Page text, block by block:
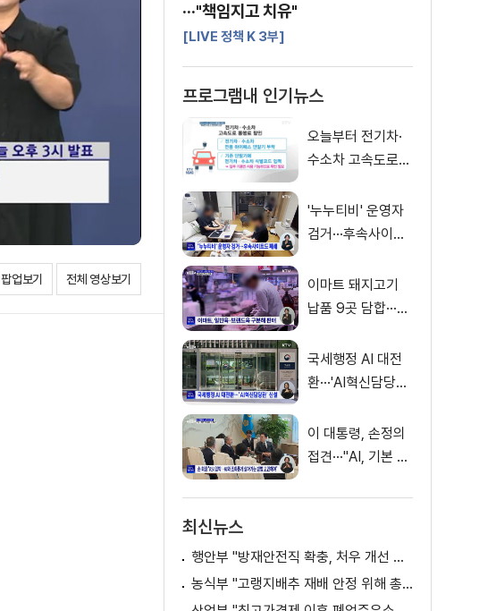
팝업보기 전체 영상보기
···"책임지고 치유"
[LIVE 정책 K 3부]
프로그램내 인기뉴스
오늘부터 전기차·
수소차 고속도로
'누누티비' 운영자
검거···후속사이트
이마트 돼지고기
납품 9곳 담합···과
국세행정 AI 대전
환···'AI혁신담당관'
이 대통령, 손정의
접견···"AI, 기본 인
최신뉴스
행안부 "방재안전직 확충, 처우 개선 등 위한 제도개선 추진"
농식부 "고랭지배추 재배 안정 위해 총력···배추가격 점차 안정세"